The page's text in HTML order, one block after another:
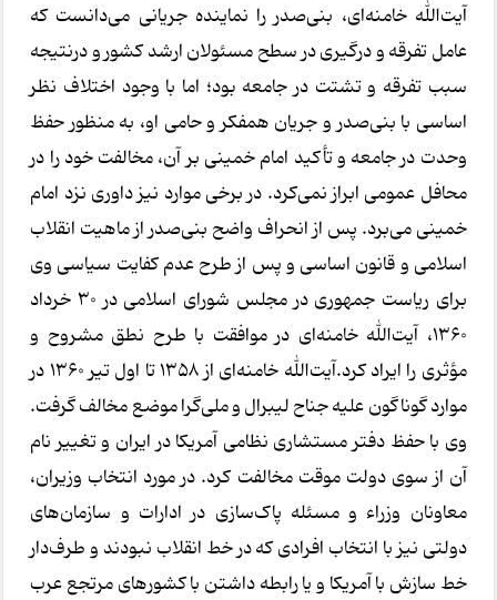
آیت‌الله خامنه‌ای، بنی‌صدر را نماینده جریانی می‌دانست که
عامل تفرقه و درگیری در سطح مسئولان ارشد کشور و درنتیجه
سبب تفرقه و تشتت در جامعه بود؛ اما با وجود اختلاف نظر
اساسی با بنی‌صدر و جریان همفکر و حامی او، به منظور حفظ
وحدت در جامعه و تأکید امام خمینی بر آن، مخالفت خود را در
محافل عمومی ابراز نمی‌کرد. در برخی موارد نیز داوری نزد امام
خمینی می‌برد. پس از انحراف واضح بنی‌صدر از ماهیت انقلاب
اسلامی و قانون اساسی و پس از طرح عدم کفایت سیاسی وی
برای ریاست جمهوری در مجلس شورای اسلامی در ۳۰ خرداد
۱۳۶۰، آیت‌الله خامنه‌ای در موافقت با طرح نطق مشروح و
مؤثری را ایراد کرد.آیت‌الله خامنه‌ای از ۱۳۵۸ تا اول تیر ۱۳۶۰ در
موارد گوناگون علیه جناح لیبرال و ملی‌گرا موضع مخالف گرفت.
وی با حفظ دفتر مستشاری نظامی آمریکا در ایران و تغییر نام
آن از سوی دولت موقت مخالفت کرد. در مورد انتخاب وزیران،
معاونان وزراء و مسئله پاک‌سازی در ادارات و سازمان‌های
دولتی نیز با انتخاب افرادی که در خط انقلاب نبودند و طرف‌دار
خط سازش با آمریکا و یا رابطه داشتن با کشورهای مرتجع عرب